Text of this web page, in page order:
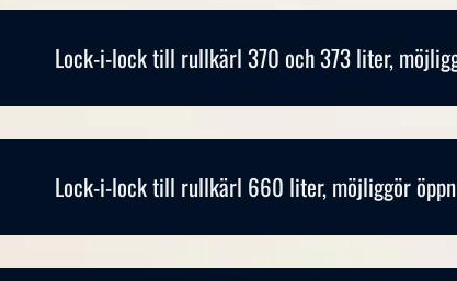
Lock-i-lock till rullkärl 370 och 373 liter,
Lock-i-lock till rullkärl 660 liter, möjliggör